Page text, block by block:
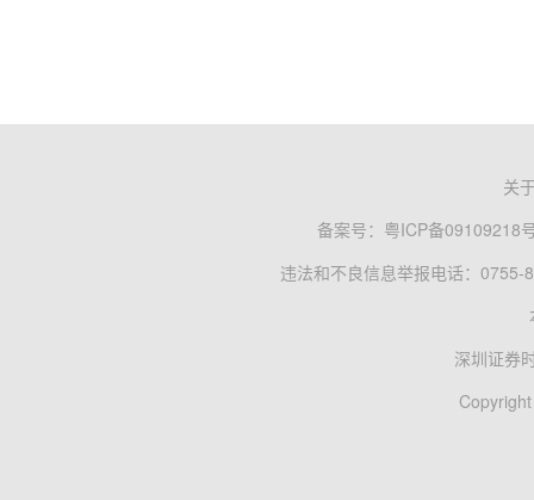
关
备案号： 粤ICP备09109218
违法和不良信息举报电话：0755-
深圳证券